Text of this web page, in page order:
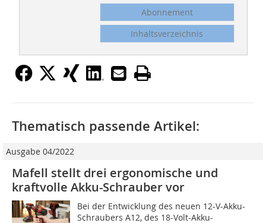
Abonnement
Inhaltsverzeichnis
Thematisch passende Artikel:
Ausgabe 04/2022
Mafell stellt drei ergonomische und
kraftvolle Akku-Schrauber vor
Bei der Entwicklung des neuen 12-V-Akku-
Schraubers A12, des 18-Volt-Akku-